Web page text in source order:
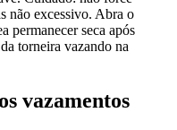
não excessivo. Abra o
permanecer seca após
torneira vazando na
vazamentos